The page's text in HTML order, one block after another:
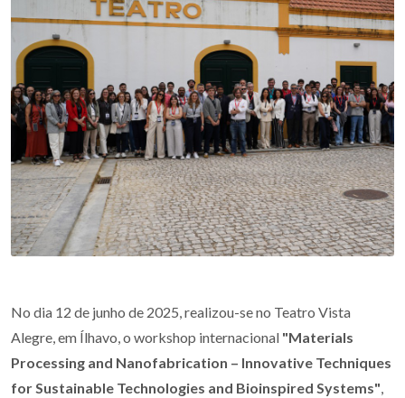
No dia 12 de junho de 2025, realizou-se no Teatro Vista
Alegre, em Ílhavo, o workshop internacional "Materials
Processing and Nanofabrication – Innovative Techniques
for Sustainable Technologies and Bioinspired Systems",